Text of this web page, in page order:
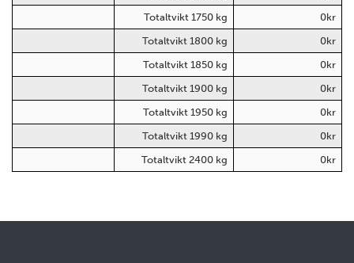
Totaltvikt 1750 kg
0kr
Totaltvikt 1800 kg
0kr
Totaltvikt 1850 kg
0kr
Totaltvikt 1900 kg
0kr
Totaltvikt 1950 kg
0kr
Totaltvikt 1990 kg
0kr
Totaltvikt 2400 kg
0kr